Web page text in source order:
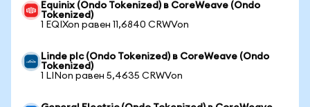
Equinix (Ondo Tokenized) в CoreWeave (Ondo
Tokenized)
1 EQIXon равен 11,6840 CRWVon
Linde plc (Ondo Tokenized) в CoreWeave (Ondo
Tokenized)
1 LINon равен 5,4635 CRWVon